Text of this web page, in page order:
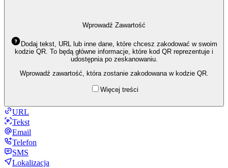
Wprowadź Zawartość
Dodaj tekst, URL lub inne dane, które chcesz zakodować w swoim
kodzie QR. To będą główne informacje, które kod QR reprezentuje i
udostępnia po zeskanowaniu.
Wprowadź zawartość, która zostanie zakodowana w kodzie QR.
Więcej treści
URL
Tekst
Email
Telefon
SMS
Lokalizacja